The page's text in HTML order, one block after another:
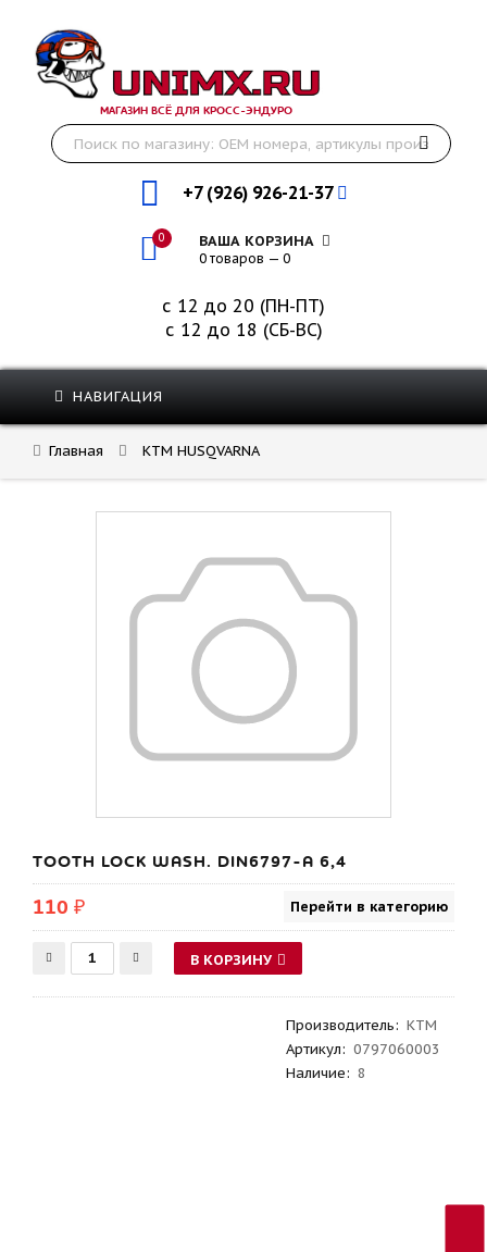
МАГАЗИН ВСЁ ДЛЯ КРОСС-ЭНДУРО
+7 (926) 926-21-37
0 ВАША КОРЗИНА
0 товаров — 0
с 12 до 20 (ПН-ПТ)
с 12 до 18 (СБ-ВС)
НАВИГАЦИЯ
Главная KTM HUSQVARNA
TOOTH LOCK WASH. DIN6797-A 6,4
110 ₽ Перейти в категорию
В КОРЗИНУ
Производитель: KTM
Артикул: 0797060003
Наличие: 8